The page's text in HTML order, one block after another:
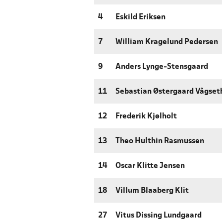
4 Eskild Eriksen
7 William Kragelund Pedersen
9 Anders Lynge-Stensgaard
11 Sebastian Østergaard
12 Frederik Kjølholt
13 Theo Hulthin Rasmussen
14 Oscar Klitte Jensen
18 Villum Blaaberg Klit
27 Vitus Dissing Lundgaard